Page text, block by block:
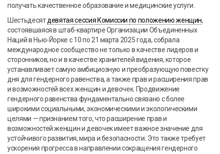
получать качественное образование и медицинские услуги.
Шестьдесятдевятаясессия Комиссии по положению женщин,
состоявшаяся в штаб-квартире Организации Объединенных
Наций в Нью-Йорке с 10 по 21 марта 2025 года, собрала
международное сообщество не только в качестве лидеров и
сторонников, но и в качестве хранителей видения, которое
устанавливает самую амбициозную и преобразующую повестку
дня для гендерного равенства, а также прав и расширения прав
и возможностей всех женщин и девочек. Продвижение
гендерного равенства фундаментально связано с более
широкими социальными, экономическими и экологическими
целями — признанием того, что расширение прав и
возможностей женщин и девочек имеет важное значение для
устойчивого развития, мира и безопасности. Это также требует
ускорения прогресса в направлении сокращения гендерного